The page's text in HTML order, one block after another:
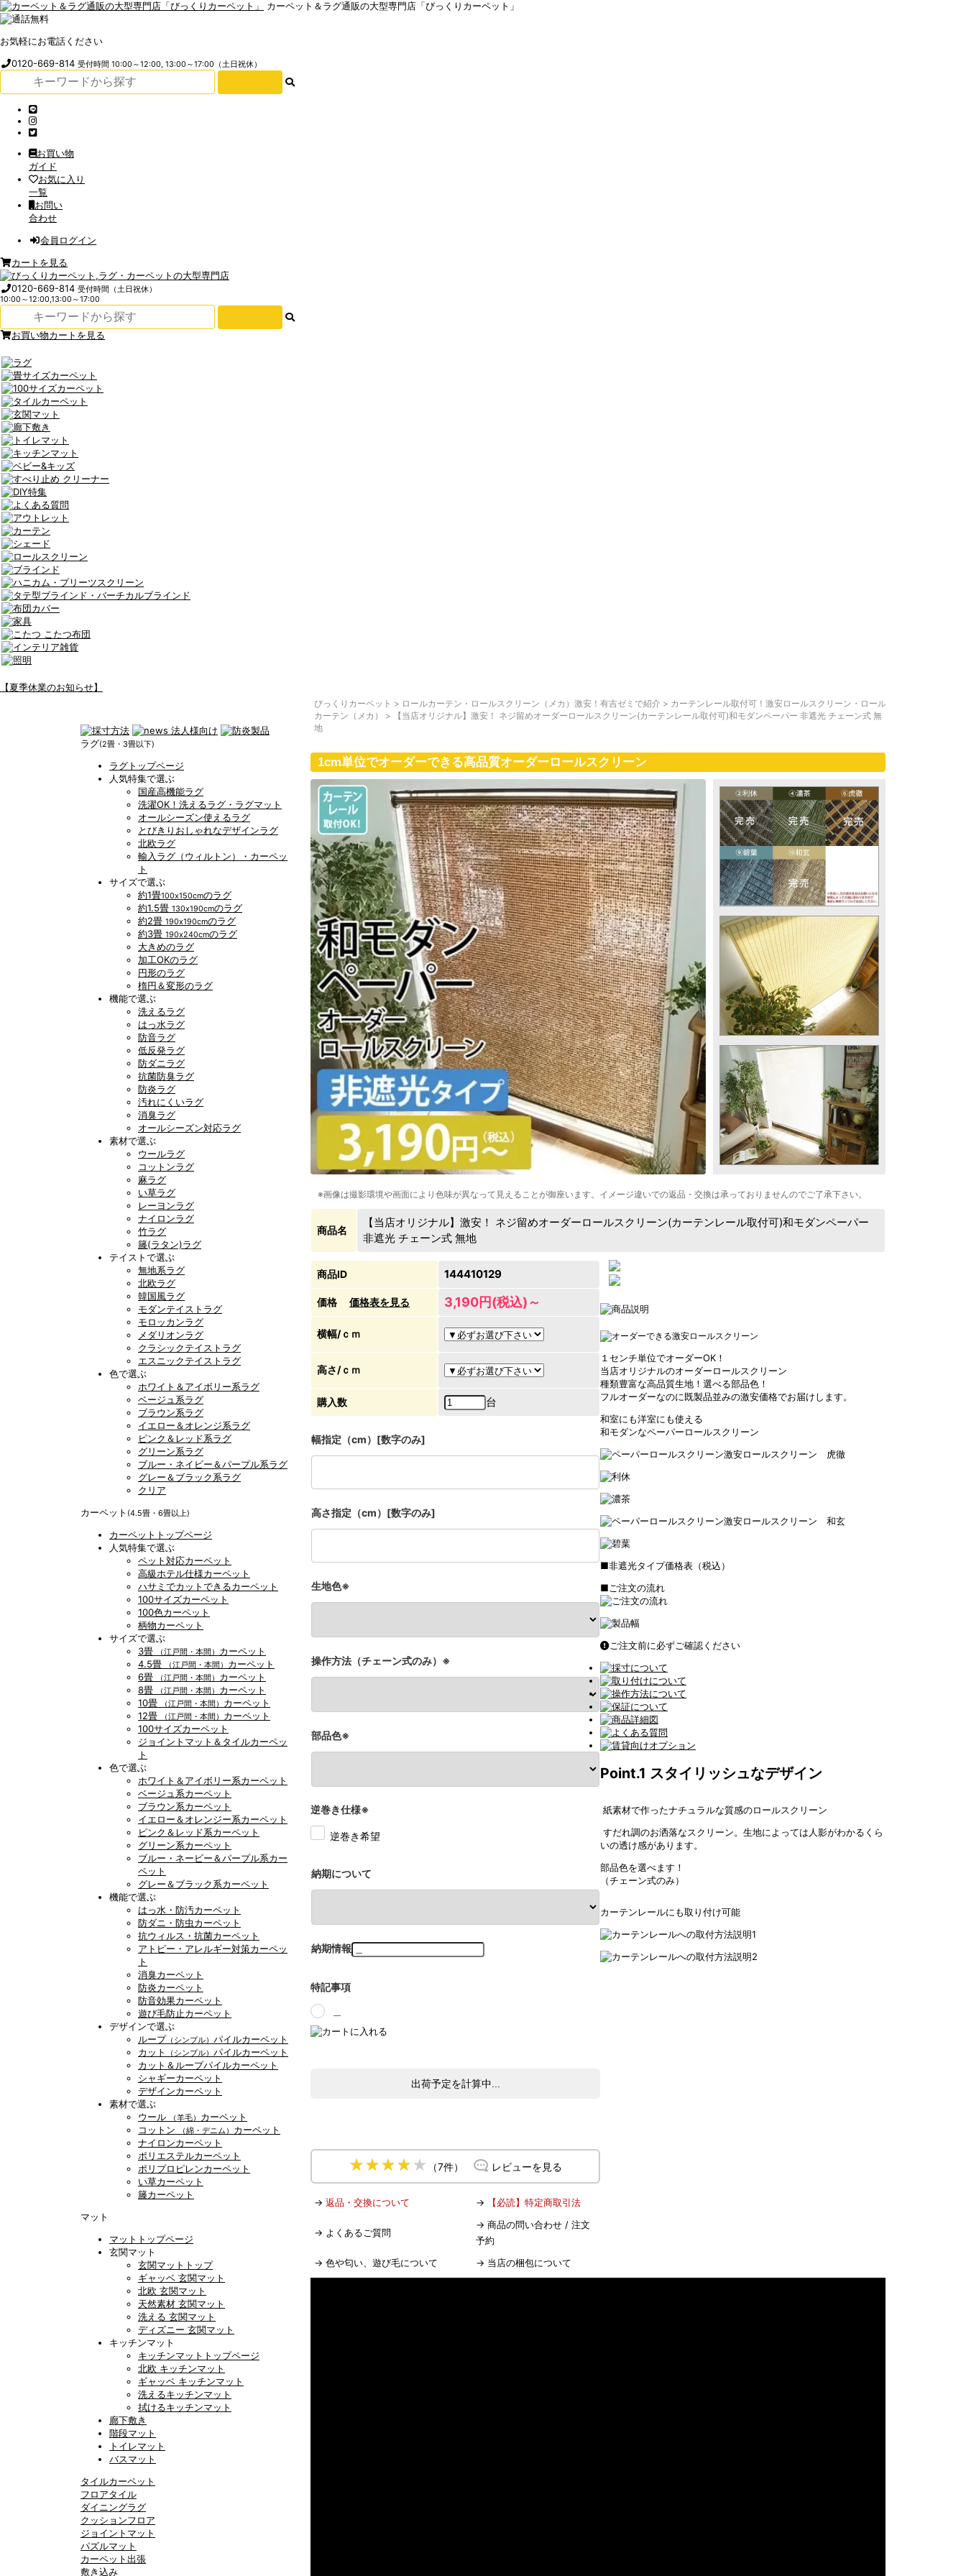
カーペット＆ラグ通販の大型専門店「びっくりカーペット」
お気軽にお電話ください
0120-669-814受付時間 10:00～12:00, 13:00～17:00（土日祝休）
お買い物
ガイド
お気に入り
一覧
お問い
合わせ
会員ログイン
カートを見る
0120-669-814受付時間（土日祝休）
10:00～12:00,13:00～17:00
お買い物カートを見る
【夏季休業のお知らせ】
ラグ(2畳・3畳以下)
ラグトップページ
人気特集で選ぶ
国産高機能ラグ
洗濯OK！洗えるラグ・ラグマット
オールシーズン使えるラグ
とびきりおしゃれなデザインラグ
北欧ラグ
輸入ラグ（ウィルトン）・カーペッ
ト
サイズで選ぶ
約1畳100x150cmのラグ
約1.5畳 130x190cmのラグ
約2畳 190x190cmのラグ
約3畳 190x240cmのラグ
大きめのラグ
加工OKのラグ
円形のラグ
楕円＆変形のラグ
機能で選ぶ
洗えるラグ
はっ水ラグ
防音ラグ
低反発ラグ
防ダニラグ
抗菌防臭ラグ
防炎ラグ
汚れにくいラグ
消臭ラグ
オールシーズン対応ラグ
素材で選ぶ
ウールラグ
コットンラグ
麻ラグ
い草ラグ
レーヨンラグ
ナイロンラグ
竹ラグ
籐(ラタン)ラグ
テイストで選ぶ
無地系ラグ
北欧ラグ
韓国風ラグ
モダンテイストラグ
モロッカンラグ
メダリオンラグ
クラシックテイストラグ
エスニックテイストラグ
色で選ぶ
ホワイト＆アイボリー系ラグ
ベージュ系ラグ
ブラウン系ラグ
イエロー＆オレンジ系ラグ
ピンク＆レッド系ラグ
グリーン系ラグ
ブルー・ネイビー＆パープル系ラグ
グレー＆ブラック系ラグ
クリア
カーペット (4.5畳・6畳以上)
カーペットトップページ
人気特集で選ぶ
ペット対応カーペット
高級ホテル仕様カーペット
ハサミでカットできるカーペット
100サイズカーペット
100色カーペット
柄物カーペット
サイズで選ぶ
3畳
（江戸間・本間） カーペット
4.5畳
（江戸間・本間） カーペット
6畳
（江戸間・本間） カーペット
8畳
（江戸間・本間） カーペット
10畳
（江戸間・本間） カーペット
12畳
（江戸間・本間） カーペット
100サイズカーペット
ジョイントマット＆タイルカーペッ
ト
色で選ぶ
ホワイト＆アイボリー系カーペット
ベージュ系カーペット
ブラウン系カーペット
イエロー＆オレンジー系カーペット
ピンク＆レッド系カーペット
グリーン系カーペット
ブルー・ネービー＆パープル系カー
ペット
グレー＆ブラック系カーペット
機能で選ぶ
はっ水・防汚カーペット
防ダニ・防虫カーペット
抗ウィルス・抗菌カーペット
アトピー・アレルギー対策カーペッ
ト
消臭カーペット
防炎カーペット
防音効果カーペット
遊び毛防止カーペット
デザインで選ぶ
ループ （シンプル） パイルカーペット
カット
（シンプル） パイルカーペット
カット＆ループパイルカーペット
シャギーカーペット
デザインカーペット
素材で選ぶ
ウール
（羊毛） カーペット
コットン
（綿・デニム） カーペット
ナイロンカーペット
ポリエステルカーペット
ポリプロピレンカーペット
い草カーペット
籐カーペット
マット
マットトップページ
玄関マット
玄関マットトップ
ギャッベ 玄関マット
北欧 玄関マット
天然素材 玄関マット
洗える 玄関マット
ディズニー 玄関マット
キッチンマット
キッチンマットトップページ
北欧 キッチンマット
ギャッベ キッチンマット
洗えるキッチンマット
拭けるキッチンマット
廊下敷き
階段マット
トイレマット
バスマット
タイルカーペット
フロアタイル
ダイニングラグ
クッションフロア
ジョイントマット
パズルマット
カーペット出張
敷き込み
びっくりカーペット > ロールカーテン・ロールスクリーン（メカ）激安！有吉ゼミで紹介 > カーテンレール取付可！激安ロールスクリーン・ロール
カーテン（メカ）
>
【当店オリジナル】激安！ ネジ留めオーダーロールスクリーン(カーテンレール取付可)和モダンペーパー 非遮光 チェーン式 無
地
1cm単位でオーダーできる高品質オーダーロールスクリーン
※画像は撮影環境や画面により色味が異なって見えることが御座います。イメージ違いでの返品・交換は承っておりませんのでご了承下さい。
商品名
【当店オリジナル】激安！ ネジ留めオーダーロールスクリーン(カーテンレール取付可)和モダンペーパー
非遮光 チェーン式 無地
商品ID 144410129
価格 価格表を見る 3,190円(税込)～
横幅/ｃｍ
高さ/ｃｍ
購入数 台
幅指定（cm）[数字のみ]
高さ指定（cm）[数字のみ]
生地色※
操作方法（チェーン式のみ）※
部品色※
逆巻き仕様※
逆巻き希望
納期について
納期情報
特記事項
出荷予定を計算中...
（7件） レビューを見る
→ 返品・交換について → 【必読】特定商取引法
→ よくあるご質問
→ 商品の問い合わせ / 注文
予約
→ 色や匂い、遊び毛について → 当店の梱包について
１センチ単位でオーダーOK！
当店オリジナルのオーダーロールスクリーン
種類豊富な高品質生地！選べる部品色！
フルオーダーなのに既製品並みの激安価格でお届けします。
和室にも洋室にも使える
和モダンなペーパーロールスクリーン
■非遮光タイプ価格表（税込）
■ご注文の流れ
ご注文前に必ずご確認ください
Point.1 スタイリッシュなデザイン
紙素材で作ったナチュラルな質感のロールスクリーン
すだれ調のお洒落なスクリーン。生地によっては人影がわかるくら
いの透け感があります。
部品色を選べます！
（チェーン式のみ）
カーテンレールにも取り付け可能